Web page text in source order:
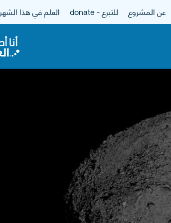
عن المشروع للتبرع - donate العلم في هذا الشهر